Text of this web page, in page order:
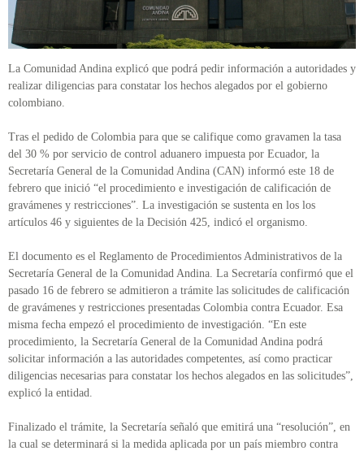
La Comunidad Andina explicó que podrá pedir información a autoridades y
realizar diligencias para constatar los hechos alegados por el gobierno
colombiano.
Tras el pedido de Colombia para que se califique como gravamen la tasa
del 30 % por servicio de control aduanero impuesta por Ecuador, la
Secretaría General de la Comunidad Andina (CAN) informó este 18 de
febrero que inició “el procedimiento e investigación de calificación de
gravámenes y restricciones”. La investigación se sustenta en los los
artículos 46 y siguientes de la Decisión 425, indicó el organismo.
El documento es el Reglamento de Procedimientos Administrativos de la
Secretaría General de la Comunidad Andina. La Secretaría confirmó que el
pasado 16 de febrero se admitieron a trámite las solicitudes de calificación
de gravámenes y restricciones presentadas Colombia contra Ecuador. Esa
misma fecha empezó el procedimiento de investigación. “En este
procedimiento, la Secretaría General de la Comunidad Andina podrá
solicitar información a las autoridades competentes, así como practicar
diligencias necesarias para constatar los hechos alegados en las solicitudes”,
explicó la entidad.
Finalizado el trámite, la Secretaría señaló que emitirá una “resolución”, en
la cual se determinará si la medida aplicada por un país miembro contra